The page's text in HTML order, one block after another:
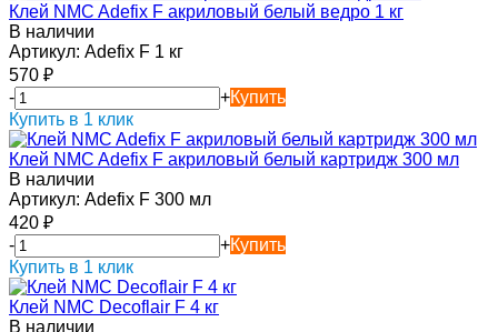
Клей NMC Adefix F акриловый белый ведро 1 кг
В наличии
Артикул: Adefix F 1 кг
570 ₽
-
+Купить
Купить в 1 клик
Клей NMC Adefix F акриловый белый картридж 300 мл
В наличии
Артикул: Adefix F 300 мл
420 ₽
-
+Купить
Купить в 1 клик
Клей NMC Decoflair F 4 кг
В наличии